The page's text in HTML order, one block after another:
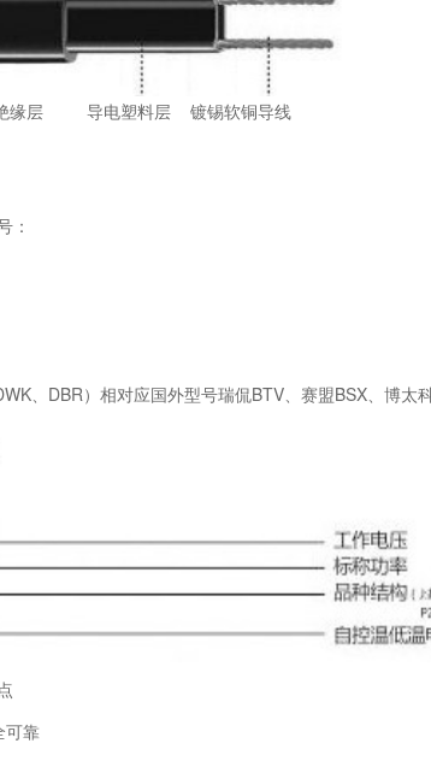
层 导电塑料层 镀锡软铜导线
：
、DBR）相对应国外型号瑞侃BTV、赛盟BSX、博太
可靠